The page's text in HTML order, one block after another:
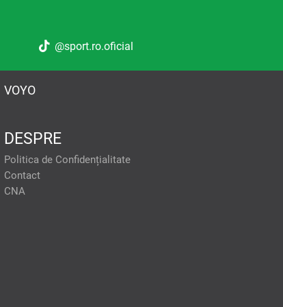
@sport.ro.oficial
VOYO
DESPRE
Politica de Confidențialitate
Contact
CNA
a oferi:
reclamelor. Stocarea
profilurilor pentru
personalizat.
Crearea profilurilor
Înțelegerea
pentru a selecta
dispozitivului.